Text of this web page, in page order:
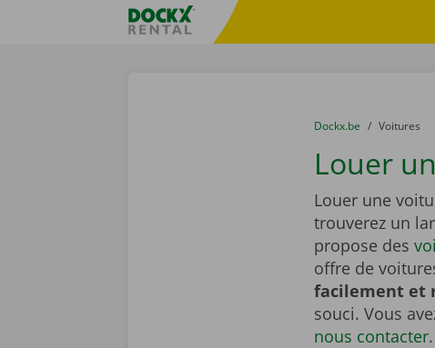
sitename
You are here:
du
Dockx.be to
Voitures
Louer
Louer une
trouverez un
propose des
offre de
facilement et
souci. Vous
nous contacter